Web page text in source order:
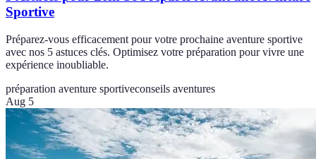
Sportive
Préparez-vous efficacement pour votre prochaine aventure sportive
avec nos 5 astuces clés. Optimisez votre préparation pour vivre une
expérience inoubliable.
préparation aventure sportiveconseils aventures
Aug 5